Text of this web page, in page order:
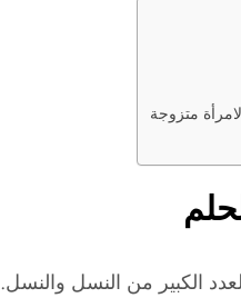
متزوجة
الكبير من النسل والنسل.